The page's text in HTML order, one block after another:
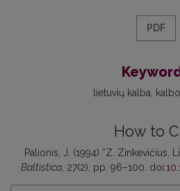
PDF
lietuvių kalba
How to
Palionis, J. (1994) “Z. Zinkevičius,
Baltistica, 27(2), pp. 96–100. doi: